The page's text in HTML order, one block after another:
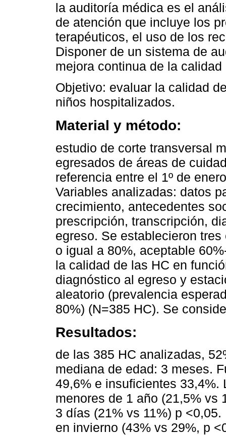
la auditoría médica es el
de atención que incluye los
terapéuticos, el uso de los
Disponer de un sistema de
mejora continua de la
Objetivo: evaluar la calidad
niños hospitalizados.
Material y método:
estudio de corte transversal
egresados de áreas de
referencia entre el 1º de
Variables analizadas: datos
crecimiento, antecedentes
prescripción, transcripción,
egreso. Se establecieron
o igual a 80%, aceptable
la calidad de las HC en
diagnóstico al egreso y
aleatorio (prevalencia
80%) (N=385 HC). Se
Resultados:
de las 385 HC analizadas,
mediana de edad: 3 meses.
49,6% e insuficientes 33,4%.
menores de 1 año (21,5% vs
3 días (21% vs 11%) p
en invierno (43% vs 29%, p